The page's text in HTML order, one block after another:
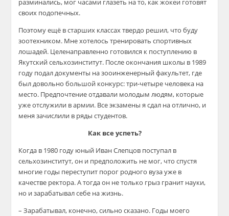
разминались, мог часами глазеть на то, какжокеи готовят
своих подопечных.
Поэтому ещё в старших классах твердо решил, что буду
зоотехником. Мне хотелось тренировать спортивных
лошадей. Целенаправленно готовился к поступлению в
Якутский сельхозинститут. После окончания школы в 1989
году подал документы назооинженерныйфакультет, где
был довольно большой конкурс: три-четыре человека на
место. Предпочтение отдавали молодым людям, которые
уже отслужили в армии. Все экзамены я сдал на отлично, и
меня зачислили в ряды студентов.
Как все успеть?
Когда в 1980 году юный Иван Слепцов поступал в
сельхозинститут, он и предположить не мог, что спустя
многие годы переступит порог родного вуза уже в
качестве ректора. А тогда он не только грыз гранит науки,
но и зарабатывал себе на жизнь.
– Зарабатывал, конечно, сильно сказано. Годы моего